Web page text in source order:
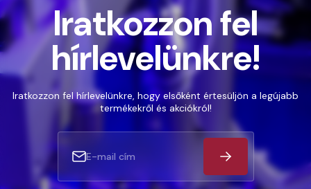
Iratkozzon fel
hírlevelünkre!
Iratkozzon fel hírlevelünkre, hogy elsőként értesüljön a legújabb
termékekről és akciókról!